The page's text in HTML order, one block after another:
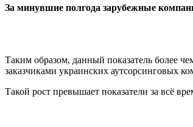
За минувшие полгода зарубежные
Таким образом, данный показатель более
заказчиками украинских аутсорсинговых
Такой рост превышает показатели за всё